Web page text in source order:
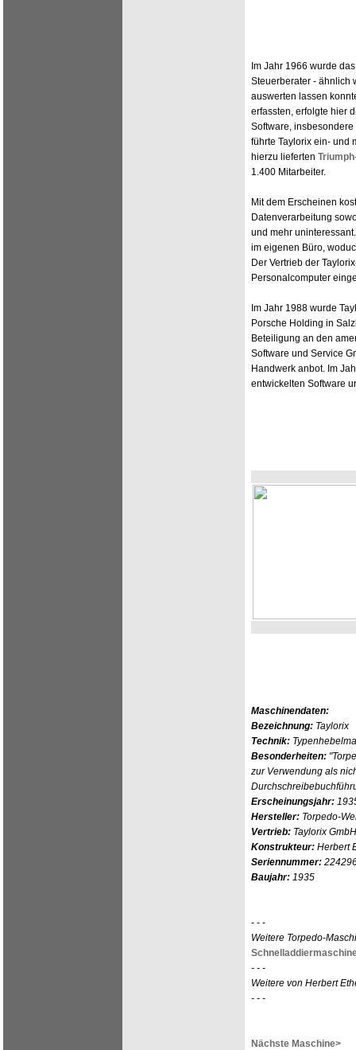
Im Jahr 1966 wurde
Steuerberater - ähnlich
auswerten lassen
erfassten, erfolgte hier
Software,
führte Taylorix ein- und
hierzu lieferten
1.400 Mitarbeiter.
Mit dem Erscheinen
Datenverarbeitung
und mehr
im eigenen Büro,
Der Vertrieb der
Personalcomputer
Im Jahr 1988 wurde
Porsche Holding in
Beteiligung an den
Software und Service
Handwerk anbot. Im
entwickelten Software
Maschinendaten:
Bezeichnung: Taylorix
Technik:
Besonderheiten:
zur Verwendung als
Erscheinungsjahr:
Hersteller: Torpedo-
Vertrieb: Taylorix
Konstrukteur: Herbert
Seriennummer:
Baujahr: 1935
- - -
Weitere Torpedo-
- - -
Weitere von Herbert
- - -
Nächste Maschine>